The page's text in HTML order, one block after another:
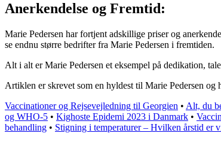
Anerkendelse og Fremtid:
Marie Pedersen har fortjent adskillige priser og
se endnu større bedrifter fra Marie Pedersen i fremtiden.
Alt i alt er Marie Pedersen et eksempel på dedikation,
Artiklen er skrevet som en hyldest til Marie Pedersen
Vaccinationer og Rejsevejledning til Georgien • Alt, du
og WHO-5 • Kighoste Epidemi 2023 i Danmark •
behandling • Stigning i temperaturer – Hvilken årstid er